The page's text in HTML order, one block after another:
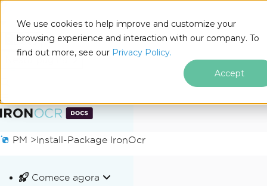
We use cookies to help improve and customize your
browsing experience and interaction with our company. To
find out more, see our Privacy Policy.
Accept
Ir para o conteúdo do rodapé
Docs
PM >Install-Package IronOcr
Comece agora